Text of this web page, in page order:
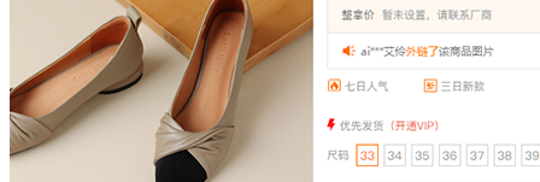
登入淘宝、拼多多、抖
信息上架。
3代发下单